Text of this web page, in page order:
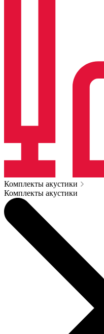
Комплекты акустики
Комплекты акустики